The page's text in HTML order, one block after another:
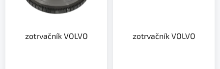
zotrvačník VOLVO zotrvačník VOLVO